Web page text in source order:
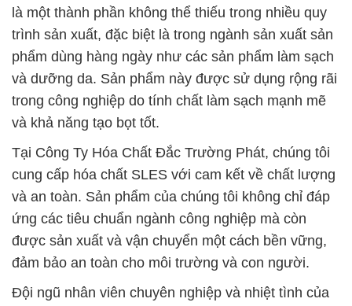
là một thành phần không thể thiếu trong nhiều quy
trình sản xuất, đặc biệt là trong ngành sản xuất sản
phẩm dùng hàng ngày như các sản phẩm làm sạch
và dưỡng da. Sản phẩm này được sử dụng rộng rãi
trong công nghiệp do tính chất làm sạch mạnh mẽ
và khả năng tạo bọt tốt.
Tại Công Ty Hóa Chất Đắc Trường Phát, chúng tôi
cung cấp hóa chất SLES với cam kết về chất lượng
và an toàn. Sản phẩm của chúng tôi không chỉ đáp
ứng các tiêu chuẩn ngành công nghiệp mà còn
được sản xuất và vận chuyển một cách bền vững,
đảm bảo an toàn cho môi trường và con người.
Đội ngũ nhân viên chuyên nghiệp và nhiệt tình của